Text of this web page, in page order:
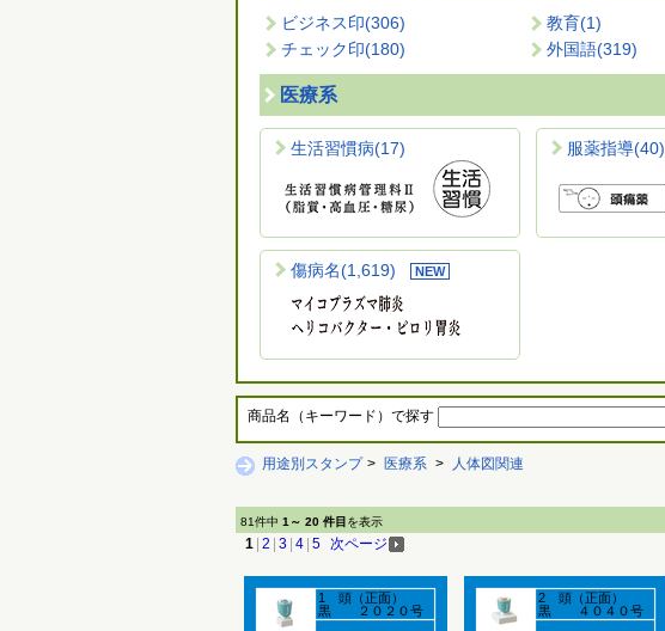
ビジネス印(306) 教育(1)
チェック印(180) 外国語(319)
医療系
生活習慣病(17) 服薬指導(40)
傷病名(1,619)
商品名（キーワード）で探す
用途別スタンプ > 医療系 > 人体図関連
81件中 1～ 20 件目 を表示
1 2 3 4 5 次ページ
1 頭（正面）
黒 ２０２０号
2 頭（正面）
黒 ４０４０号